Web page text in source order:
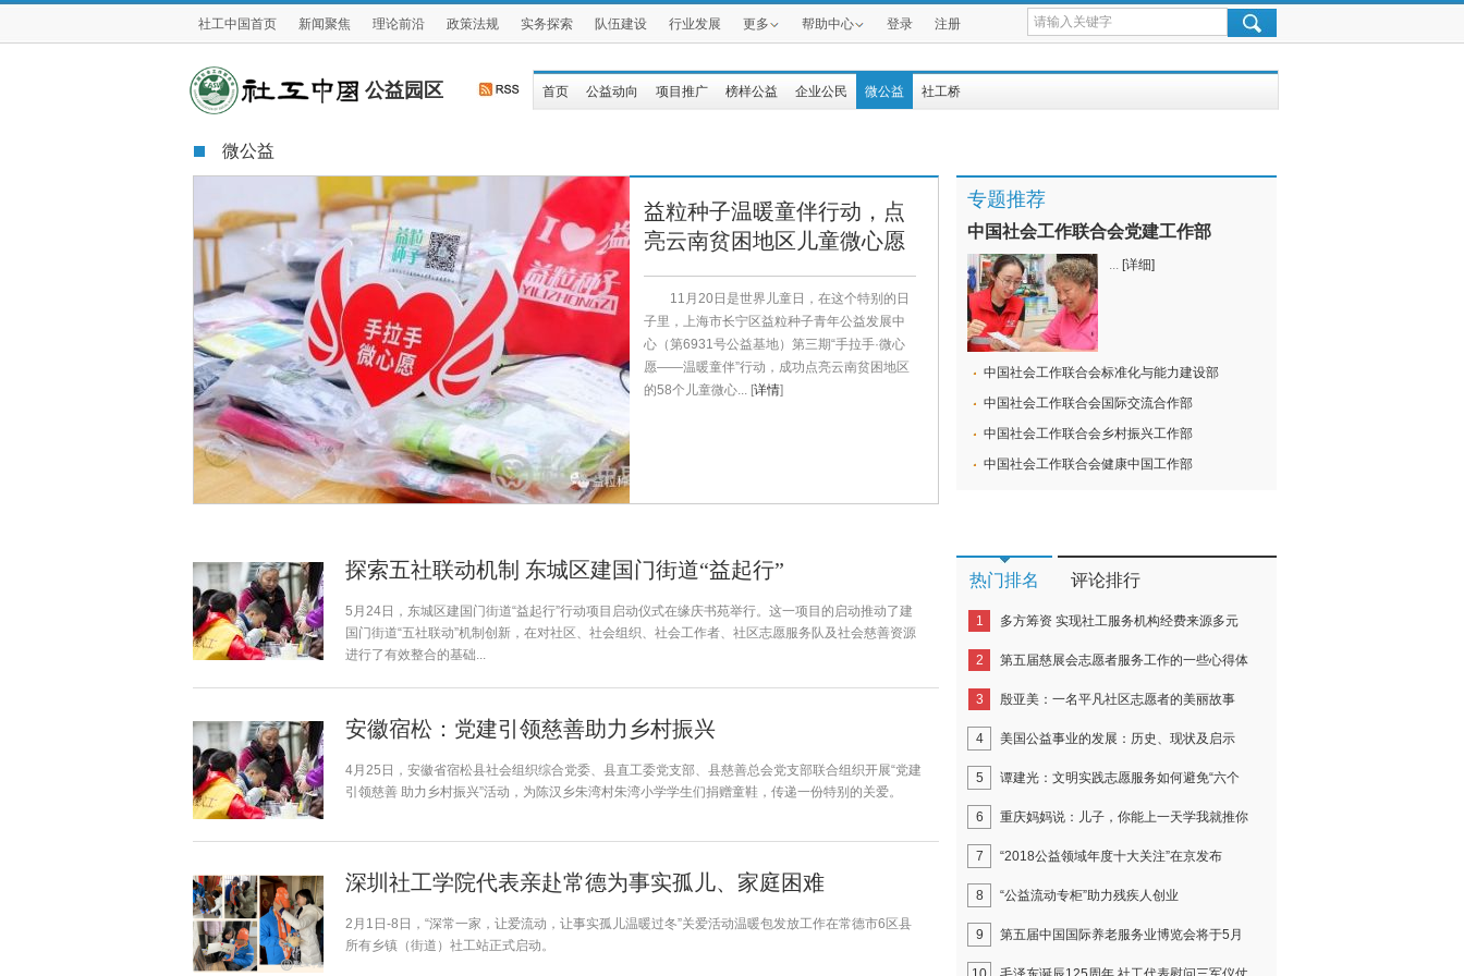
社工中国首页 新闻聚焦 理论前沿 政策法规 实务探索 队伍建设 行业发展 更多 帮助中心 登录 注册
公益园区 首页 公益动向 项目推广 榜样公益 企业公民 微公益 社工桥
微公益
益粒种子温暖童伴行动，点
亮云南贫困地区儿童微心愿
11月20日是世界儿童日，在这个特别的日
子里，上海市长宁区益粒种子青年公益发展中
心（第6931号公益基地）第三期“手拉手·微心
愿——温暖童伴”行动，成功点亮云南贫困地区
的58个儿童微心... [详情]
探索五社联动机制 东城区建国门街道“益起行”
5月24日，东城区建国门街道“益起行”行动项目启动仪式在缘庆书苑举行。这一项目的启动推动了建
国门街道“五社联动”机制创新，在对社区、社会组织、社会工作者、社区志愿服务队及社会慈善资源
进行了有效整合的基础...
安徽宿松：党建引领慈善助力乡村振兴
4月25日，安徽省宿松县社会组织综合党委、县直工委党支部、县慈善总会党支部联合组织开展“党建
引领慈善 助力乡村振兴”活动，为陈汉乡朱湾村朱湾小学学生们捐赠童鞋，传递一份特别的关爱。
深圳社工学院代表亲赴常德为事实孤儿、家庭困难
2月1日-8日，“深常一家，让爱流动，让事实孤儿温暖过冬”关爱活动温暖包发放工作在常德市6区县
所有乡镇（街道）社工站正式启动。
专题推荐
中国社会工作联合会党建工作部
... [详细]
中国社会工作联合会标准化与能力建设部
中国社会工作联合会国际交流合作部
中国社会工作联合会乡村振兴工作部
中国社会工作联合会健康中国工作部
热门排名 评论排行
1 多方筹资 实现社工服务机构经费来源多元
2 第五届慈展会志愿者服务工作的一些心得体
3 殷亚美：一名平凡社区志愿者的美丽故事
4 美国公益事业的发展：历史、现状及启示
5 谭建光：文明实践志愿服务如何避免“六个
6 重庆妈妈说：儿子，你能上一天学我就推你
7 “2018公益领域年度十大关注”在京发布
8 “公益流动专柜”助力残疾人创业
9 第五届中国国际养老服务业博览会将于5月